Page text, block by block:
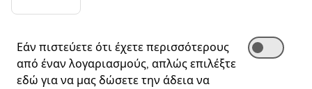
Εάν πιστεύετε ότι έχετε περισσότερους
από έναν λογαριασμούς, απλώς επιλέξτε
εδώ για να μας δώσετε την άδεια να